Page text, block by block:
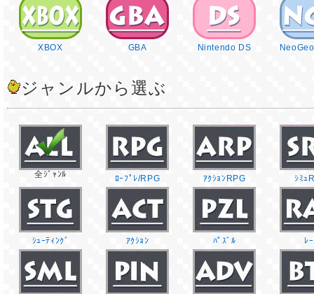
XBOX GBA Nintendo DS
ジャンルから選ぶ
全ｼﾞｬﾝﾙ ﾛｰﾌﾟﾚ/RPG ｱｸｼｮﾝRPG ｼﾐｭ
ｼｭｰﾃｨﾝｸﾞ ｱｸｼｮﾝ ﾊﾟｽﾞﾙ ﾚ